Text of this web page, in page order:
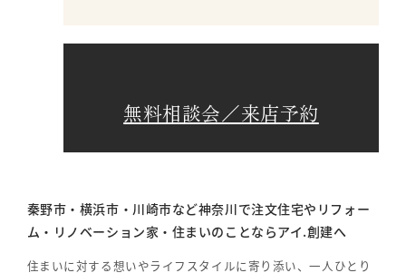
無料相談会／来店予約
秦野市・横浜市・川崎市など神奈川で注文住宅やリフォー
ム・リノベーション家・住まいのことならアイ.創建へ
住まいに対する想いやライフスタイルに寄り添い、一人ひとり